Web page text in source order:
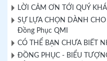
LỜI CẢM ƠN TỚI QUÝ
SỰ LỰA CHỌN DÀNH
Đồng Phục QMI
CÓ THỂ BẠN CHƯA BIẾT
ĐỒNG PHỤC - BIỂU